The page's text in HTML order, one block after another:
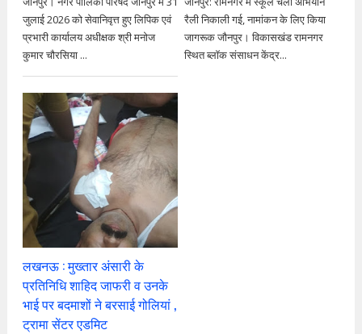
जुलाई 2026 को सेवानिवृत्त हुए लिपिक एवं
प्रभारी कार्यालय अधीक्षक श्री मनोज
कुमार चौरसिया ...
रैली निकाली गई, नामांकन के लिए किया
जागरूक जौनपुर। विकासखंड रामनगर
स्थित ब्लॉक संसाधन केंद्र...
लखनऊ : मुख्तार अंसारी के
प्रतिनिधि शाहिद जाफरी व उनके
भाई पर बदमाशों ने बरसाई गोलियां ,
ट्रामा सेंटर एडमिट